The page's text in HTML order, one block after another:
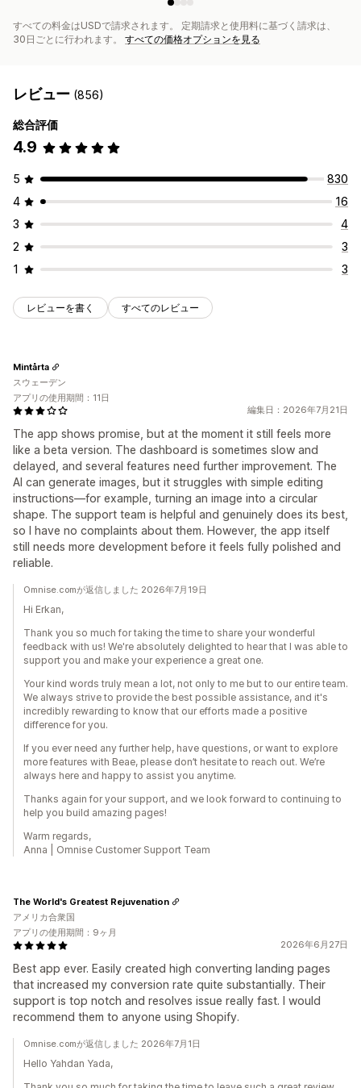
すべての料金はUSDで請求されます。 定期請求と使用料に基づく請求は、
30日ごとに行われます。 すべての価格オプションを見る
レビュー (856)
総合評価
4.9
5
830
4
16
3
4
2
3
1
3
レビューを書く すべてのレビュー
編集日：2026年7月21日
The app shows promise, but at the moment it still feels more
like a beta version. The dashboard is sometimes slow and
delayed, and several features need further improvement. The
AI can generate images, but it struggles with simple editing
instructions—for example, turning an image into a circular
shape. The support team is helpful and genuinely does its best,
so I have no complaints about them. However, the app itself
still needs more development before it feels fully polished and
reliable.
Mintårta
スウェーデン
アプリの使用期間：11日
Omnise.comが返信しました 2026年7月19日
Hi Erkan,
Thank you so much for taking the time to share your wonderful
feedback with us! We're absolutely delighted to hear that I was able to
support you and make your experience a great one.
Your kind words truly mean a lot, not only to me but to our entire team.
We always strive to provide the best possible assistance, and it's
incredibly rewarding to know that our efforts made a positive
difference for you.
If you ever need any further help, have questions, or want to explore
more features with Beae, please don’t hesitate to reach out. We’re
always here and happy to assist you anytime.
Thanks again for your support, and we look forward to continuing to
help you build amazing pages!
Warm regards,
Anna | Omnise Customer Support Team
2026年6月27日
Best app ever. Easily created high converting landing pages
that increased my conversion rate quite substantially. Their
support is top notch and resolves issue really fast. I would
recommend them to anyone using Shopify.
The World's Greatest Rejuvenation
アメリカ合衆国
アプリの使用期間：9ヶ月
Omnise.comが返信しました 2026年7月1日
Hello Yahdan Yada,